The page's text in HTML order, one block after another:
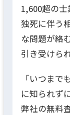
1,600超の
独死に伴う
な問題が絡
引き受けら
「いつま
に知られず
弊社の無料